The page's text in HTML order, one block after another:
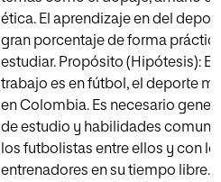
ética. El aprendizaje en del
gran porcentaje de forma
estudiar. Propósito (Hipótesis): El
trabajo es en fútbol, el deporte
en Colombia. Es necesario
de estudio y habilidades
los futbolistas entre ellos y con
entrenadores en su tiempo libre.